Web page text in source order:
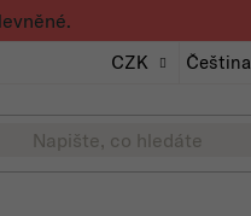
CZK Čeština